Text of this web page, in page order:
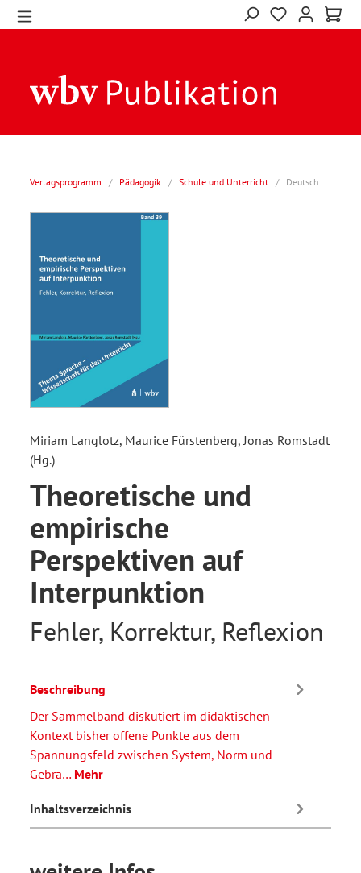
Verlagsprogramm / Pädagogik / Schule und Unterricht / Deutsch
Miriam Langlotz, Maurice Fürstenberg, Jonas Romstadt
(Hg.)
Theoretische und
empirische
Perspektiven auf
Interpunktion
Fehler, Korrektur, Reflexion
Beschreibung
Der Sammelband diskutiert im didaktischen
Kontext bisher offene Punkte aus dem
Spannungsfeld zwischen System, Norm und
Gebra… Mehr
Inhaltsverzeichnis